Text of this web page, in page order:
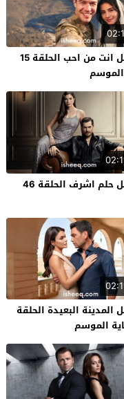
مسلسل انت من احب الحلقة 15
اشرف الحلقة 46
البعيدة الحلقة